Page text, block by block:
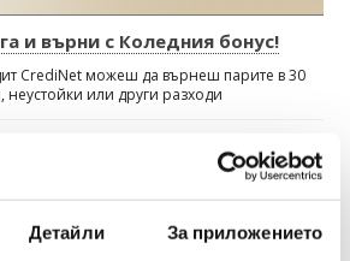
Детайли За приложението
и върни с Коледния бонус!
CrediNet можеш да върнеш парите в 30
неустойки или други разходи